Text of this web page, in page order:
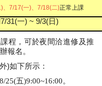
、7/17(一)、7/18(二)正常上課
7/31(一) ~ 9/3(日)
程，可於夜間洽進修及推
報名。
)如下所示：
8/25(五)9:00~16:00。